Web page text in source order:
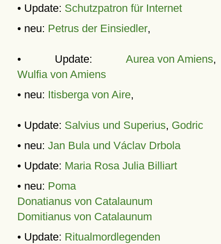
• Update: Schutzpatron für Internet
• neu: Petrus der Einsiedler,
• Update: Aurea von Amiens,
Wulfia von Amiens
• neu: Itisberga von Aire,
• Update: Salvius und Superius, Godric
• neu: Jan Bula und Václav Drbola
• Update: Maria Rosa Julia Billiart
• neu: Poma
Donatianus von Catalaunum
Domitianus von Catalaunum
• Update: Ritualmordlegenden